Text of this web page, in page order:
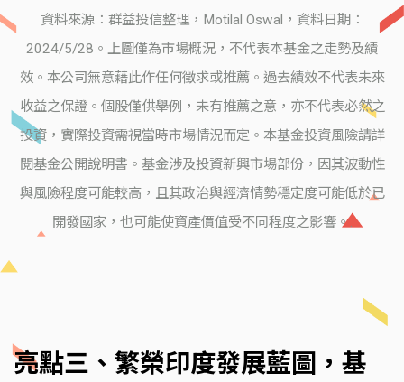
資料來源：群益投信整理，Motilal Oswal，資料日期：
2024/5/28。上圖僅為市場概況，不代表本基金之走勢及績
效。本公司無意藉此作任何徵求或推薦。過去績效不代表未來
收益之保證。個股僅供舉例，未有推薦之意，亦不代表必然之
投資，實際投資需視當時市場情況而定。本基金投資風險請詳
閱基金公開說明書。基金涉及投資新興市場部份，因其波動性
與風險程度可能較高，且其政治與經濟情勢穩定度可能低於已
開發國家，也可能使資產價值受不同程度之影響。.
亮點三、繁榮印度發展藍圖，基